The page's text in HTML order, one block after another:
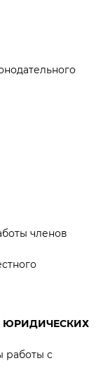
членов
ЮРИДИЧЕСКИХ
работы с